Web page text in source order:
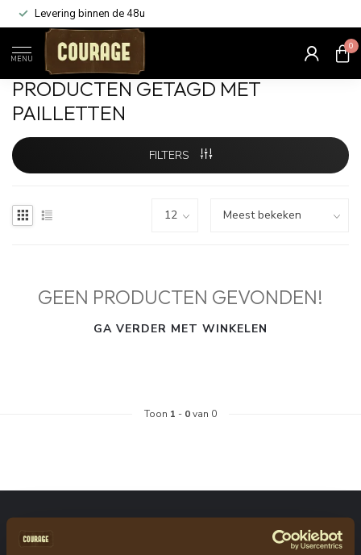
Levering binnen de 48u
MENU
0
Home Tags / pailletten
PRODUCTEN GETAGD MET
PAILLETTEN
FILTERS
GEEN PRODUCTEN GEVONDEN!
GA VERDER MET WINKELEN
Toon 1 - 0van 0
ABONNEER JE OP ONZE NIEUWSBRIEF
Blijf op de hoogte over onze laatste acties